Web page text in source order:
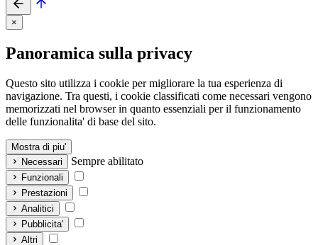
×
Panoramica sulla privacy
Questo sito utilizza i cookie per migliorare la tua esperienza di
navigazione. Tra questi, i cookie classificati come necessari vengono
memorizzati nel browser in quanto essenziali per il funzionamento
delle funzionalita' di base del sito.
Mostra di piu'
Necessari
Sempre abilitato
Funzionali
Prestazioni
Analitici
Pubblicita'
Altri